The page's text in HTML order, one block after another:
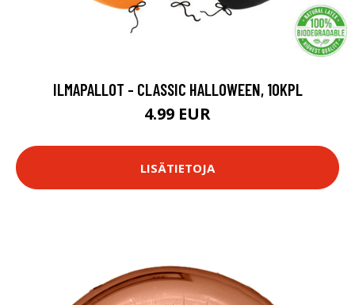
ILMAPALLOT - CLASSIC HALLOWEEN, 10KPL
4.99 EUR
LISÄTIETOJA